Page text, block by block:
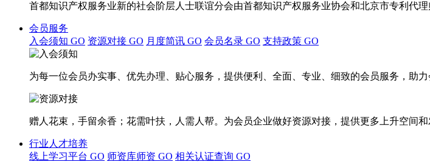
首都知识产权服务业新的社会阶层人士联谊分会由首都知识产权服务业协会和北京市专利代
会员服务
入会须知 GO 资源对接 GO 月度简讯 GO 会员名录 GO 支持政策 GO
为每一位会员办实事、优先办理、贴心服务，提供便利、全面、专业、细致的会员服务，助
赠人花束，手留余香；花需叶扶，人需人帮。为会员企业做好资源对接，提供更多上升空间和
行业人才培养
线上学习平台 GO 师资库师资 GO 相关认证查询 GO